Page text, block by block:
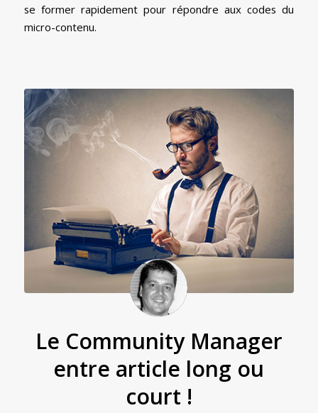
se former rapidement pour répondre aux codes du
micro-contenu.
Le Community Manager
entre article long ou
court !